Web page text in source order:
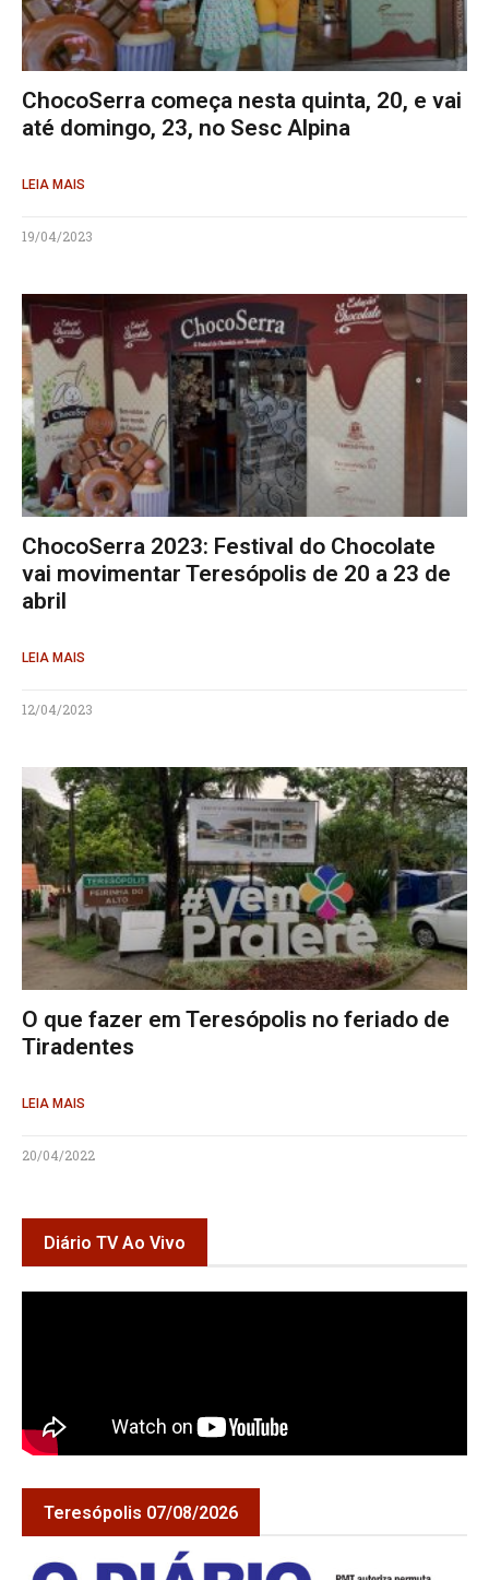
ChocoSerra começa nesta quinta, 20, e vai
até domingo, 23, no Sesc Alpina
LEIA MAIS
19/04/2023
ChocoSerra 2023: Festival do Chocolate
vai movimentar Teresópolis de 20 a 23 de
abril
LEIA MAIS
12/04/2023
O que fazer em Teresópolis no feriado de
Tiradentes
LEIA MAIS
20/04/2022
Diário TV Ao Vivo
Teresópolis 07/08/2026